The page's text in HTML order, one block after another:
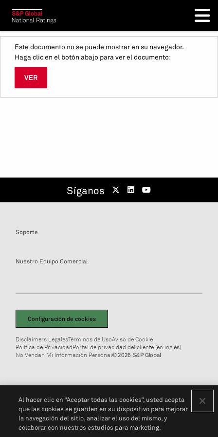
Este documento no se puede mostrar en su navegador.
Haga clic en el botón abajo para ver el documento:
VER
Síganos
Soporte
Nuestro Equipo Comercial
Configuración de cookies
Disclaimers LegalesTérminos de UsoAviso de Cookie
Política de PrivacidadPortal de privacidad del cliente (en inglés)
No Vendan Mi Información Personal© 2026 S&P Global
Al hacer clic en “Aceptar todas las cookies”, usted acepta
que las cookies se guarden en su dispositivo para mejorar
la navegación del sitio, analizar el uso del mismo, y
colaborar con nuestros estudios para marketing.